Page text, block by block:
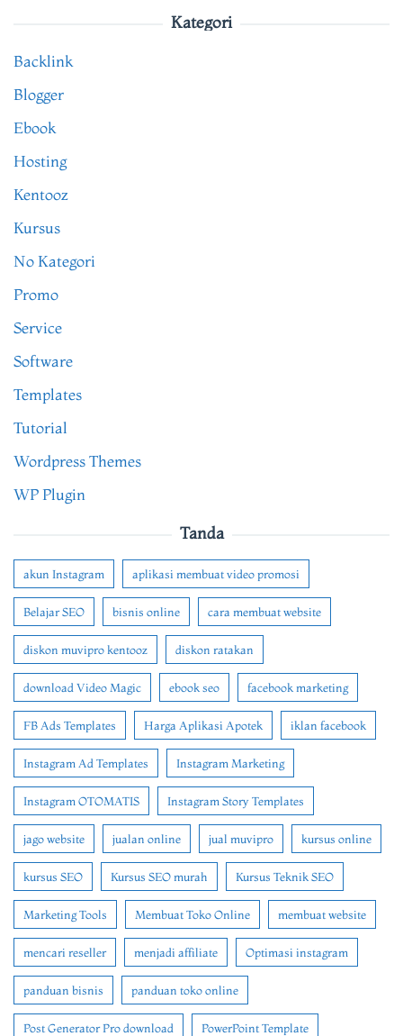
Kategori
Backlink
Blogger
Ebook
Hosting
Kentooz
Kursus
No Kategori
Promo
Service
Software
Templates
Tutorial
Wordpress Themes
WP Plugin
Tanda
akun Instagram aplikasi membuat video promosi
Belajar SEO bisnis online cara membuat website
diskon muvipro kentooz diskon ratakan
download Video Magic ebook seo facebook marketing
FB Ads Templates Harga Aplikasi Apotek iklan facebook
Instagram Ad Templates Instagram Marketing
Instagram OTOMATIS Instagram Story Templates
jago website jualan online jual muvipro kursus online
kursus SEO Kursus SEO murah Kursus Teknik SEO
Marketing Tools Membuat Toko Online membuat website
mencari reseller menjadi affiliate Optimasi instagram
panduan bisnis panduan toko online
Post Generator Pro download PowerPoint Template